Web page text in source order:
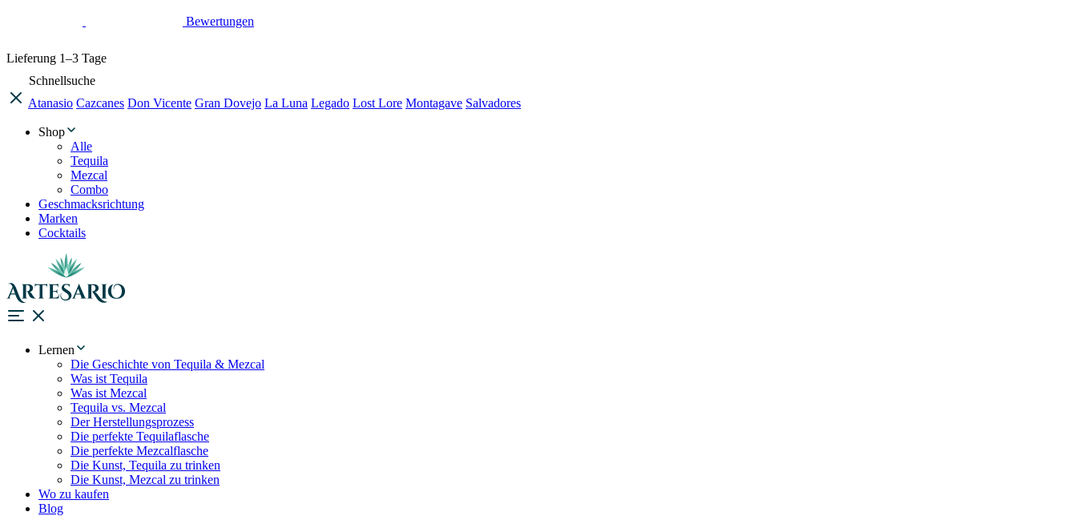
Bewertungen
Lieferung 1–3 Tage
Schnellsuche
Atanasio Cazcanes Don Vicente Gran Dovejo La Luna Legado Lost Lore Montagave Salvadores
Shop
Alle
Tequila
Mezcal
Combo
Geschmacksrichtung
Marken
Cocktails
Lernen
Die Geschichte von Tequila & Mezcal
Was ist Tequila
Was ist Mezcal
Tequila vs. Mezcal
Der Herstellungsprozess
Die perfekte Tequilaflasche
Die perfekte Mezcalflasche
Die Kunst, Tequila zu trinken
Die Kunst, Mezcal zu trinken
Wo zu kaufen
Blog